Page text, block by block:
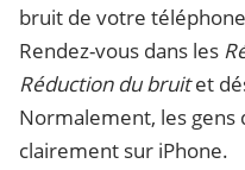
bruit de votre
Rendez-vous dans les
Réduction du bruitet
Normalement, les
clairement sur iPhone.